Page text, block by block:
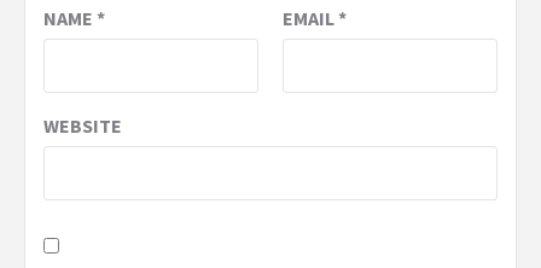
NAME * EMAIL*
WEBSITE